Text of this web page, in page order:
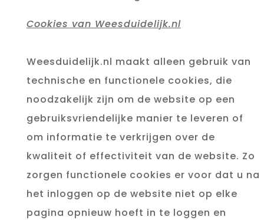
Cookies van Weesduidelijk.nl
Weesduidelijk.nl maakt alleen gebruik van
technische en functionele cookies, die
noodzakelijk zijn om de website op een
gebruiksvriendelijke manier te leveren of
om informatie te verkrijgen over de
kwaliteit of effectiviteit van de website. Zo
zorgen functionele cookies er voor dat u na
het inloggen op de website niet op elke
pagina opnieuw hoeft in te loggen en